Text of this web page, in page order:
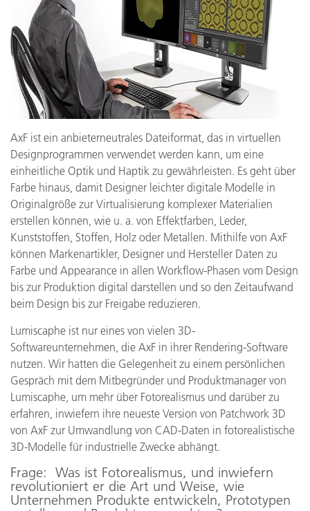
AxF ist ein anbieterneutrales Dateiformat, das in virtuellen
Designprogrammen verwendet werden kann, um eine
einheitliche Optik und Haptik zu gewährleisten. Es geht über
Farbe hinaus, damit Designer leichter digitale Modelle in
Originalgröße zur Virtualisierung komplexer Materialien
erstellen können, wie u. a. von Effektfarben, Leder,
Kunststoffen, Stoffen, Holz oder Metallen. Mithilfe von AxF
können Markenartikler, Designer und Hersteller Daten zu
Farbe und Appearance in allen Workflow-Phasen vom Design
bis zur Produktion digital darstellen und so den Zeitaufwand
beim Design bis zur Freigabe reduzieren.
Lumiscaphe ist nur eines von vielen 3D-
Softwareunternehmen, die AxF in ihrer Rendering-Software
nutzen. Wir hatten die Gelegenheit zu einem persönlichen
Gespräch mit dem Mitbegründer und Produktmanager von
Lumiscaphe, um mehr über Fotorealismus und darüber zu
erfahren, inwiefern ihre neueste Version von Patchwork 3D
von AxF zur Umwandlung von CAD-Daten in fotorealistische
3D-Modelle für industrielle Zwecke abhängt.
Frage: Was ist Fotorealismus, und inwiefern
revolutioniert er die Art und Weise, wie
Unternehmen Produkte entwickeln, Prototypen